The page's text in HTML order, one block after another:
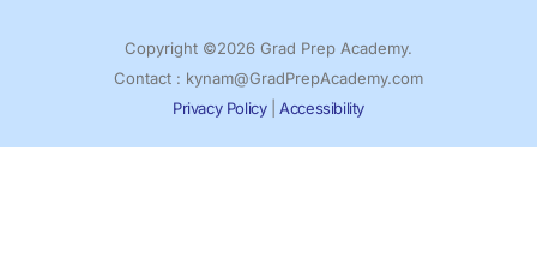
Copyright ©2026 Grad Prep Academy.
Contact : kynam@GradPrepAcademy.com
Privacy Policy|Accessibility